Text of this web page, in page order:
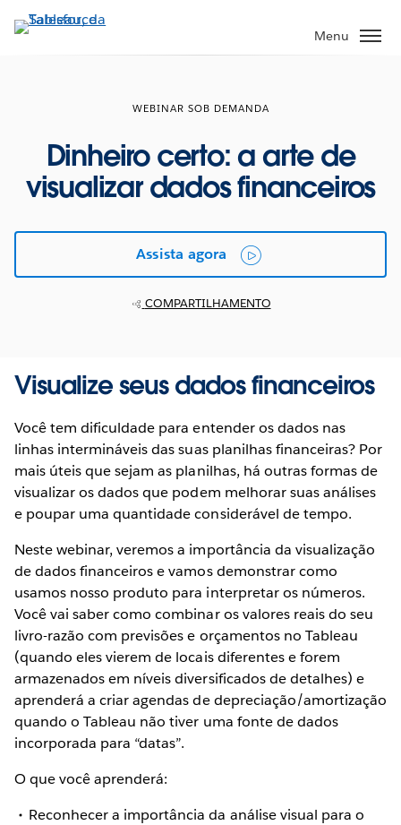
Pular
para
Menu
WEBINAR SOB DEMANDA
Dinheiro certo: a arte de
visualizar dados financeiros
Assista agora
COMPARTILHAMENTO
Visualize seus dados financeiros
Você tem dificuldade para entender os dados nas
linhas intermináveis das suas planilhas financeiras? Por
mais úteis que sejam as planilhas, há outras formas de
visualizar os dados que podem melhorar suas análises
e poupar uma quantidade considerável de tempo.
Neste webinar, veremos a importância da visualização
de dados financeiros e vamos demonstrar como
usamos nosso produto para interpretar os números.
Você vai saber como combinar os valores reais do seu
livro-razão com previsões e orçamentos no Tableau
(quando eles vierem de locais diferentes e forem
armazenados em níveis diversificados de detalhes) e
aprenderá a criar agendas de depreciação/amortização
quando o Tableau não tiver uma fonte de dados
incorporada para “datas”.
O que você aprenderá:
Reconhecer a importância da análise visual para o